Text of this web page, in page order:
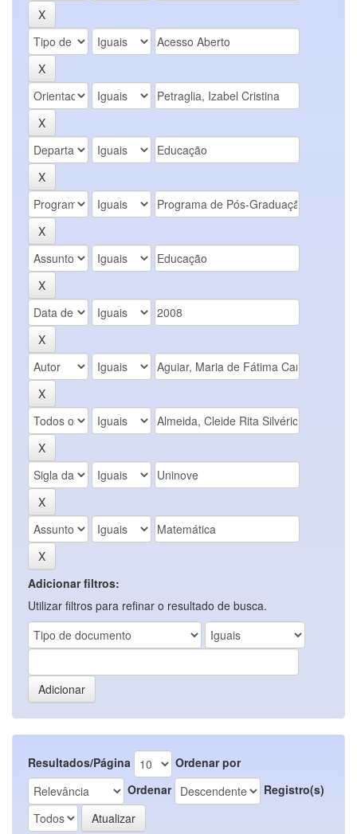
Adicionar filtros:
Utilizar filtros para refinar o resultado de busca.
Resultados/Página
Ordenar por
Ordenar
Registro(s)